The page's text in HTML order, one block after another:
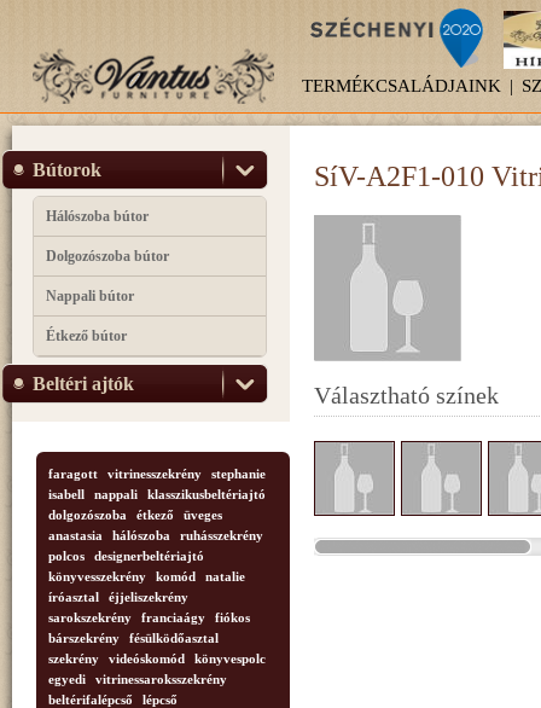
TERMÉKCSALÁDJAINK |
Bútorok
Hálószoba bútor
Dolgozószoba bútor
Nappali bútor
Étkező bútor
Beltéri ajtók
faragott vitrinesszekrény
stephanie
isabell
nappali
klasszikusbeltériajtó
dolgozószoba
étkező
üveges
anastasia
hálószoba
ruhásszekrény
polcos
designerbeltériajtó
könyvesszekrény
komód
natalie
íróasztal
éjjeliszekrény
sarokszekrény
franciaágy
fiókos
bárszekrény
fésülködőasztal
szekrény
videóskomód
könyvespolc
egyedi
vitrinessaroksszekrény
beltérifalépcső
lépcső
SíV-A2F1-010
Választható színek